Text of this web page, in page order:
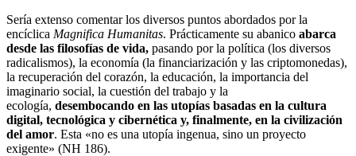
Sería extenso comentar los diversos puntos abordados por la
encíclica Magnifica Humanitas. Prácticamente su abanico abarca
desde las filosofías de vida, pasando por la política (los diversos
radicalismos), la economía (la financiarización y las criptomonedas),
la recuperación del corazón, la educación, la importancia del
imaginario social, la cuestión del trabajo y la
ecología, desembocando en las utopías basadas en la cultura
digital, tecnológica y cibernética y, finalmente, en la civilización
del amor. Esta «no es una utopía ingenua, sino un proyecto
exigente» (NH 186).